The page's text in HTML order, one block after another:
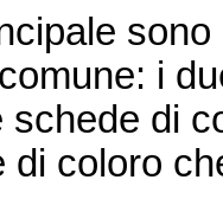
sono
i
schede di
di coloro